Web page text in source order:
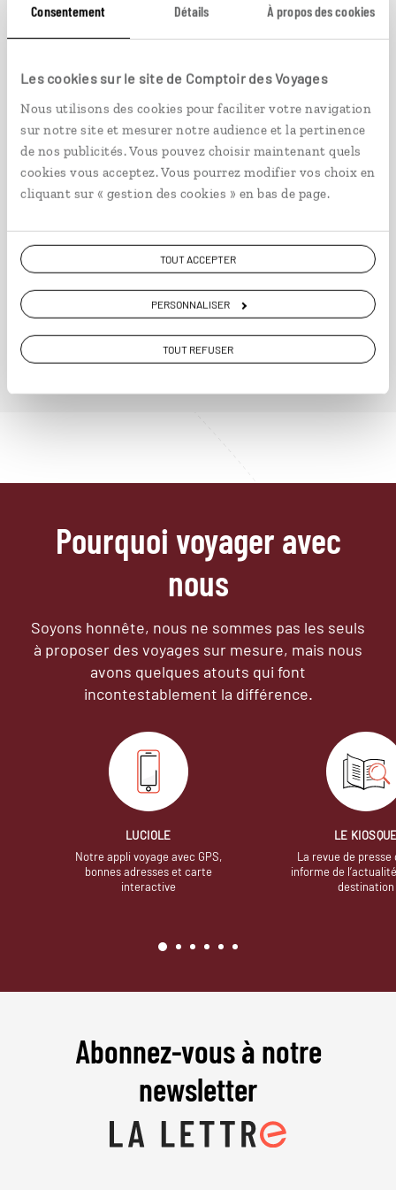
Consentement Détails À propos des cookies
Les cookies sur le site de Comptoir des Voyages
Nous utilisons des cookies pour faciliter votre navigation
sur notre site et mesurer notre audience et la pertinence
de nos publicités. Vous pouvez choisir maintenant quels
cookies vous acceptez. Vous pourrez modifier vos choix en
cliquant sur « gestion des cookies » en bas de page.
TOUT ACCEPTER
PERSONNALISER
TOUT REFUSER
Au pays du kimchi
Circuit à la découverte des incontournables de la
Corée du Sud.
13 jours / 11 nuits
Pourquoi voyager avec
nous
Soyons honnête, nous ne sommes pas les seuls
à proposer des voyages sur mesure, mais nous
avons quelques atouts qui font
incontestablement la différence.
LUCIOLE
Notre appli voyage avec GPS,
bonnes adresses et carte
interactive
LE
La revue de presse
informe de
destination
Abonnez-vous à notre
newsletter